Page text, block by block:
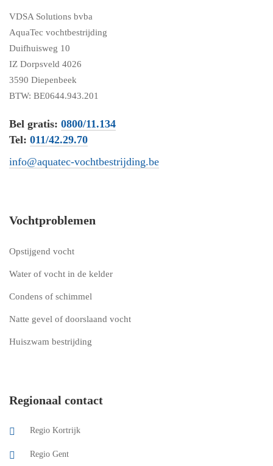
VDSA Solutions bvba
AquaTec vochtbestrijding
Duifhuisweg 10
IZ Dorpsveld 4026
3590 Diepenbeek
BTW: BE0644.943.201
Bel gratis: 0800/11.134
Tel: 011/42.29.70
info@aquatec-vochtbestrijding.be
Vochtproblemen
Opstijgend vocht
Water of vocht in de kelder
Condens of schimmel
Natte gevel of doorslaand vocht
Huiszwam bestrijding
Regionaal contact
Regio Kortrijk
Regio Gent